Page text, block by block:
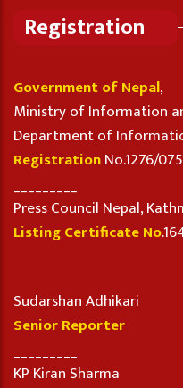
Registration
Government of Nepal,
Ministry of Information
Department of
RegistrationNo.1276/
Press Council Nepal,
Listing Certificate No
Sudarshan Adhikari
Senior Reporter
KP Kiran Sharma